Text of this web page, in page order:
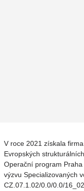
V roce 2021 získala
Evropských
Operační program
výzvu Specializovaných
CZ.07.1.02/0.0/0.0/